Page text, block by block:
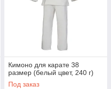
Кимоно для карате 38
размер (белый цвет, 240 г)
Под заказ